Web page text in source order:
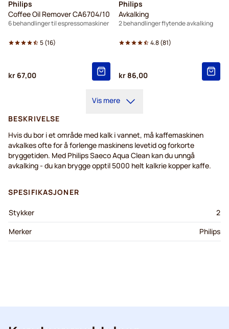
Philips
Coffee Oil Remover CA6704/10
6 behandlinger til espressomaskiner
5(16)
kr 67,00
Philips
Avkalking
2 behandlinger flytende avkalking
4.8(81)
kr 86,00
Vis mere
BESKRIVELSE
Hvis du bor i et område med kalk i vannet, må kaffemaskinen
avkalkes ofte for å forlenge maskinens levetid og forkorte
bryggetiden. Med Philips Saeco Aqua Clean kan du unngå
avkalking - du kan brygge opptil 5000 helt kalkrie kopper kaffe.
SPESIFIKASJONER
Stykker
2
Merker
Philips